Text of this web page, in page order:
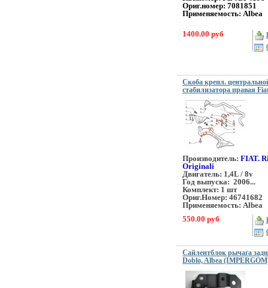
Ориг.номер: 7081851
Применяемость: Albea
1400.00 руб
Скоба крепл.
стабилизатора правая
Производитель: FIAT.
Originali
Двигатель: 1,4L / 8v
Год выпуска: 2006...
Комплект: 1 шт
Ориг.Номер: 46741682
Применяемость: Albea
550.00 руб
Сайлентблок рычага
Doblo, Albea